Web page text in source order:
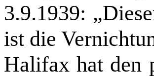
3.9.1939:
ist die
Halifax hat den